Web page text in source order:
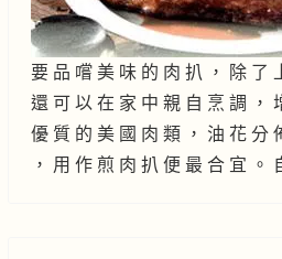
要 品 嚐 美 味 的 肉 扒 ， 除 了
還 可 以 在 家 中 親 自 烹 調 ，
優 質 的 美 國 肉 類 ， 油 花 分
， 用 作 煎 肉 扒 便 最 合 宜 。